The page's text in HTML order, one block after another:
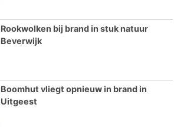
Rookwolken bij brand in stuk natuur
Beverwijk
Boomhut vliegt opnieuw in brand in
Uitgeest